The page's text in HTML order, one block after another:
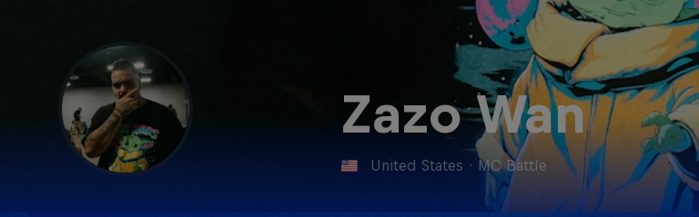
Zazo Wan
United States · MC Battle